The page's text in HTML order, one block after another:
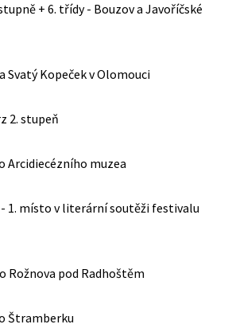
+ 6. třídy - Bouzov a Javoříčské
Svatý Kopeček v Olomouci
2. stupeň
Arcidiecézního muzea
1. místo v literární soutěži festivalu
Rožnova pod Radhoštěm
Štramberku